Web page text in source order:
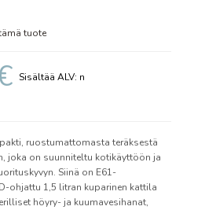
tuote
ruostumattomasta teräksestä
joka on suunniteltu kotikäyttöön ja
Siinä on E61-
ohjattu 1,5 litran kuparinen kattila
höyry- ja kuumavesihanat,